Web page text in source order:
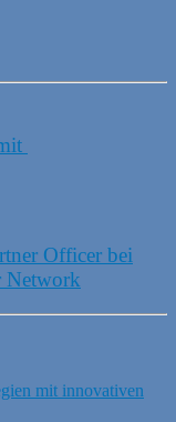
Officer bei
Network
mit innovativen